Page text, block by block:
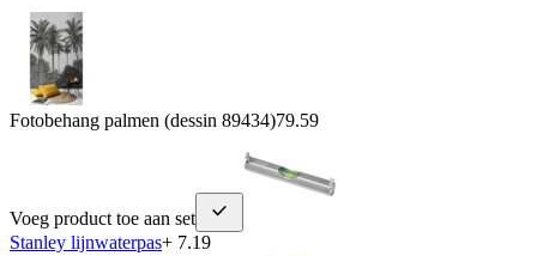
Fotobehang palmen (dessin 89434)79.59
Voeg product toe aan set
Stanley lijnwaterpas+ 7.19